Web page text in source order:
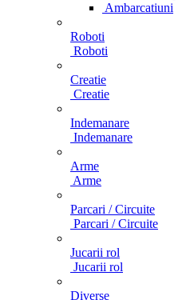
Ambarcatiuni
Roboti
Roboti
Creatie
Creatie
Indemanare
Indemanare
Arme
Arme
Parcari / Circuite
Parcari / Circuite
Jucarii rol
Jucarii rol
Diverse